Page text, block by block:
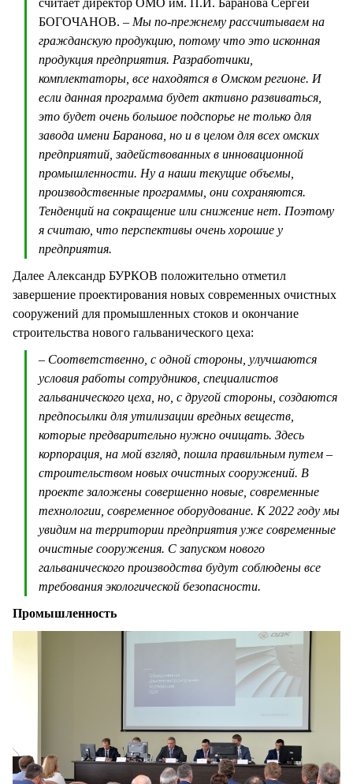
БОГОЧАНОВ. – Мы по-прежнему рассчитываем на
гражданскую продукцию, потому что это исконная
продукция предприятия. Разработчики,
комплектаторы, все находятся в Омском регионе. И
если данная программа будет активно развиваться,
это будет очень большое подспорье не только для
завода имени Баранова, но и в целом для всех омских
предприятий, задействованных в инновационной
промышленности. Ну а наши текущие объемы,
производственные программы, они сохраняются.
Тенденций на сокращение или снижение нет. Поэтому
я считаю, что перспективы очень хорошие у
предприятия.
Далее Александр БУРКОВ положительно отметил
завершение проектирования новых современных очистных
сооружений для промышленных стоков и окончание
строительства нового гальванического цеха:
– Соответственно, с одной стороны, улучшаются
условия работы сотрудников, специалистов
гальванического цеха, но, с другой стороны, создаются
предпосылки для утилизации вредных веществ,
которые предварительно нужно очищать. Здесь
корпорация, на мой взгляд, пошла правильным путем –
строительством новых очистных сооружений. В
проекте заложены совершенно новые, современные
технологии, современное оборудование. К 2022 году мы
увидим на территории предприятия уже современные
очистные сооружения. С запуском нового
гальванического производства будут соблюдены все
требования экологической безопасности.
Промышленность